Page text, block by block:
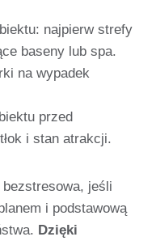
najpierw strefy
baseny lub spa.
na wypadek
przed
i stan atrakcji.
jeśli
i podstawową
Dzięki